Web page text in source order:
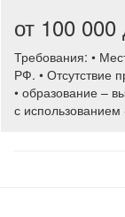
от 100
Требования: •
РФ. • Отсутствие
• образование –
с использованием